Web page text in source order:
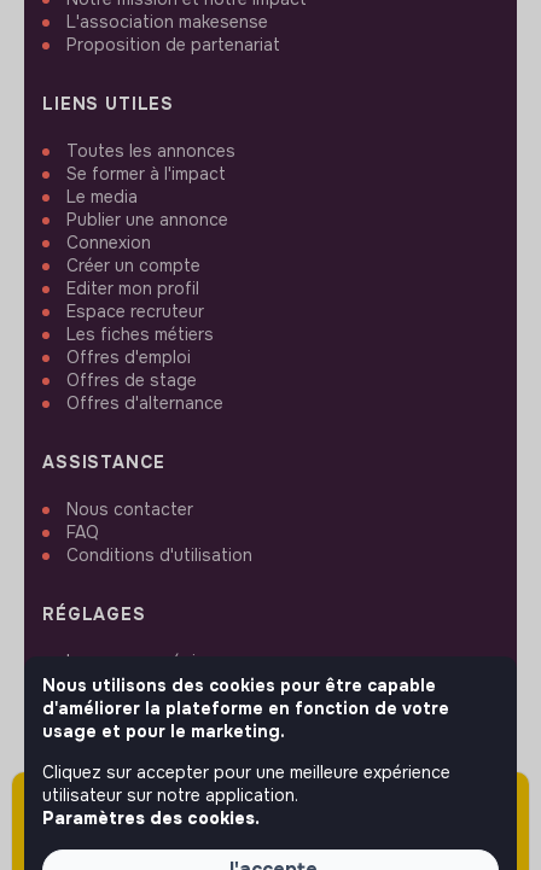
Attention cette annonce a été publiée il y a
plus de 60 jours (le 13/04/2026) et est sans
doute expirée ou non mise à jour.
L'association makesense
Proposition de partenariat
LIENS UTILES
Toutes les annonces
Se former à l'impact
Le media
Publier une annonce
Connexion
Créer un compte
Editer mon profil
Espace recruteur
Les fiches métiers
Offres d'emploi
Offres de stage
Offres d'alternance
ASSISTANCE
Nous contacter
FAQ
Conditions d'utilisation
RÉGLAGES
Langues ou régions
Plan du site
Paramètres des cookies
Nous utilisons des cookies pour être capable
d'améliorer la plateforme en fonction de votre
usage et pour le marketing.
Cliquez sur accepter pour une meilleure expérience
utilisateur sur notre application.
Paramètres des cookies.